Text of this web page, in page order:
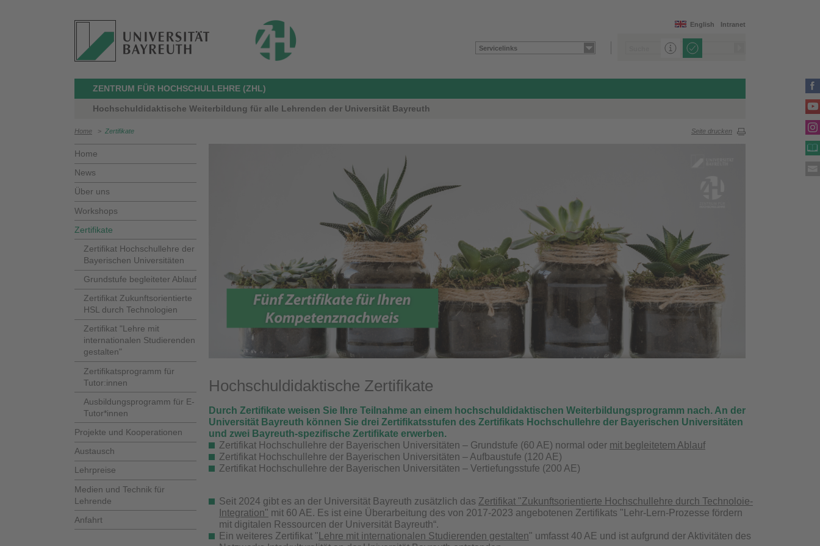
Intranet
English
Servicelinks
ZENTRUM FÜR HOCHSCHULLEHRE (ZHL)
Hochschuldidaktische Weiterbildung für alle Lehrenden der Universität Bayreuth
Home > Zertifikate Seite drucken
Home
News
Über uns
Workshops
Zertifikate
Zertifikat Hochschullehre der
Bayerischen Universitäten
Grundstufe begleiteter Ablauf
Zertifikat Zukunftsorientierte
HSL durch Technologien
Zertifikat "Lehre mit
internationalen Studierenden
gestalten"
Zertifikatsprogramm für
Tutor:innen
Ausbildungsprogramm für E-
Tutor*innen
Projekte und Kooperationen
Austausch
Lehrpreise
Medien und Technik für
Lehrende
Anfahrt
Hochschuldidaktische Zertifikate
Durch Zertifikate weisen Sie Ihre Teilnahme an einem hochschuldidaktischen Weiterbildungsprogramm nach. An der
Universität Bayreuth können Sie drei Zertifikatsstufen des Zertifikats Hochschullehre der Bayerischen Universitäten
und zwei Bayreuth-spezifische Zertifikate erwerben.
Zertifikat Hochschullehre der Bayerischen Universitäten – Grundstufe (60 AE) normal oder mit begleitetem Ablauf
Zertifikat Hochschullehre der Bayerischen Universitäten – Aufbaustufe (120 AE)
Zertifikat Hochschullehre der Bayerischen Universitäten – Vertiefungsstufe (200 AE)
Seit 2024 gibt es an der Universität Bayreuth zusätzlich das Zertifikat "Zukunftsorientierte Hochschullehre durch Technoloie-
Integration" mit 60 AE. Es ist eine Überarbeitung des von 2017-2023 angebotenen Zertifikats "Lehr-Lern-Prozesse fördern
mit digitalen Ressourcen der Universität Bayreuth“.
Ein weiteres Zertifikat " Lehre mit internationalen Studierenden gestalten" umfasst 40 AE und ist aufgrund der Aktivitäten des